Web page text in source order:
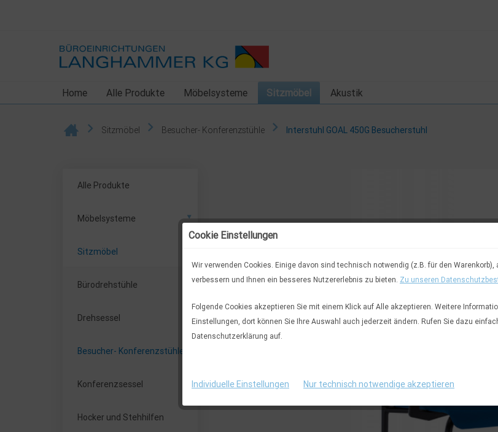
Home Alle Produkte Möbelsysteme Sitzmöbel Akustik
Sitzmöbel Besucher- Konferenzstühle Interstuhl GOAL 450G Besucherstuhl
Alle Produkte
Möbelsysteme
Sitzmöbel
Bürodrehstühle
Drehsessel
Besucher- Konferenzstühle
Konferenzsessel
Hocker und Stehhilfen
Cookie Einstellungen
Wir verwenden Cookies. Einige davon sind technisch notwendig (z.B. für den
verbessern und Ihnen ein besseres Nutzererlebnis zu bieten. Zu unseren
Folgende Cookies akzeptieren Sie mit einem Klick auf Alle akzeptieren. Weitere
Einstellungen, dort können Sie Ihre Auswahl auch jederzeit ändern. Rufen Sie dazu
Datenschutzerklärung auf.
Individuelle Einstellungen Nur technisch notwendige akzeptieren